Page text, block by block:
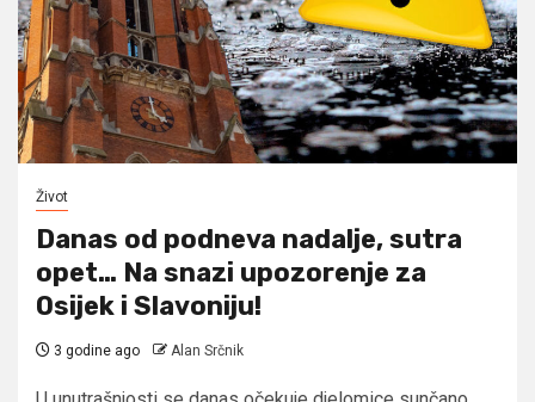
Život
Danas od podneva nadalje, sutra
opet… Na snazi upozorenje za
Osijek i Slavoniju!
3 godine ago Alan Srčnik